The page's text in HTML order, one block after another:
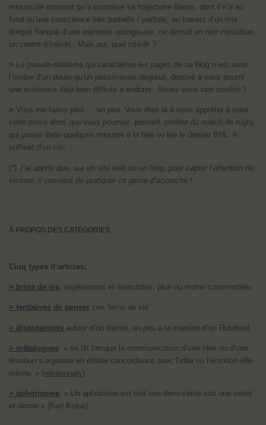
minuscule moment qu’a constitué sa trajectoire filante, dont il n’a au
fond qu’une conscience très partielle / partiale, au travers d’un moi
étriqué flanqué d’une mémoire spongieuse, ne devrait en rien constituer
un centre d’intérêt. Mais oui, quel intérêt ?
> Le pseudo-réalisme qui caractérise les pages de ce blog n’est sans
l’ombre d’un doute qu’un pessimisme déguisé, destiné à vous pourrir
une existence déjà bien difficile à endurer. Aimez-vous tant souffrir ?
> Vous me faites pitié … un peu. Vous êtes là à vous apprêter à subir
cette prose alors que vous pourriez, peinard, profiter du match de rugby
qui passe dans quelques minutes à la télé ou lire le dernier BHL. Il
suffirait d’un clic …
(*) J’ai appris que, sur un site web ou un blog, pour capter l’attention du
visiteur, il convient de pratiquer ce genre d’accroche !
À PROPOS DES CATÉGORIES
Cinq types d’articles:
> brins de vie, expériences et anecdotes, plus ou moins commentées
> tentatives de penser ces ‘brins de vie’
> disputaisons autour d’un thème, un peu à la manière d’un Rutebeuf
> métalogues: « se dit lorsque la communication d’une idée ou d’une
émotion s’organise en étroite concordance avec l’idée ou l’émotion elle-
même. » (wiktionnary)
> aphorismes: « Un aphorisme est soit une demi-vérité soit une vérité
et demie » (Karl Kraus)